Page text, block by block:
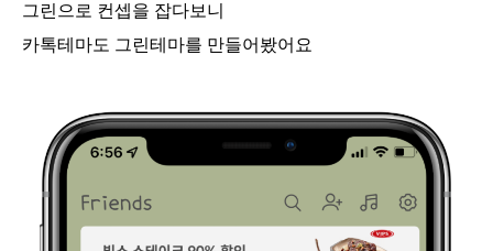
그린으로 컨셉을 잡다보니
카톡테마도 그린테마를 만들어봤어요